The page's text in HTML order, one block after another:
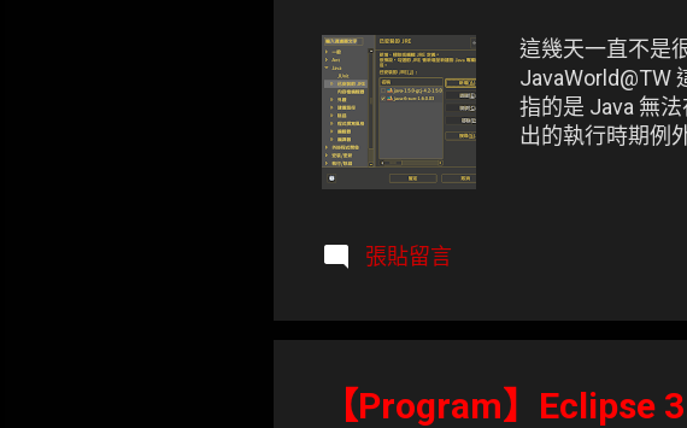
這幾天一直不是
JavaWorld@TW
指的是 Java 無
出的執行時期例
張貼留言
【Program】Eclipse